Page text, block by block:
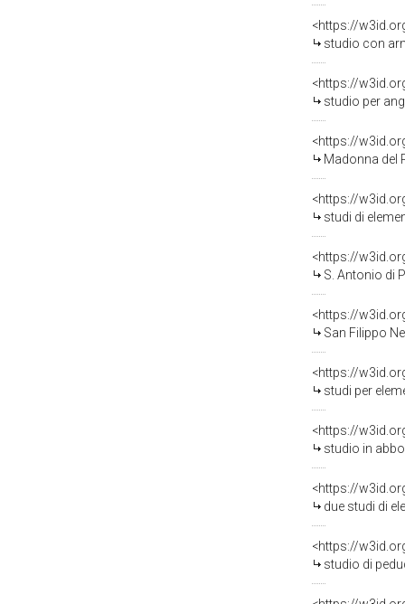
<https://
studio con armenti
<https://
studio per
<https://
Madonna del Rosario
<https://
studi di elementi
<https://
S. Antonio di
<https://
San Filippo Neri e
<https://
studi per elementi
<https://
studio in abbozzo
<https://
due studi di
<https://
studio di